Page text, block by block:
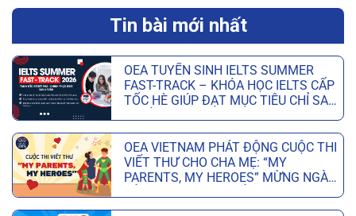
Tin bài mới nhất
OEA TUYỂN SINH IELTS SUMMER
FAST-TRACK – KHÓA HỌC IELTS CẤP
TỐC HÈ GIÚP ĐẠT MỤC TIÊU CHỈ SAU
OEA VIETNAM PHÁT ĐỘNG CUỘC THI
VIẾT THƯ CHO CHA MẸ: “MY
PARENTS, MY HEROES” MỪNG NGÀY